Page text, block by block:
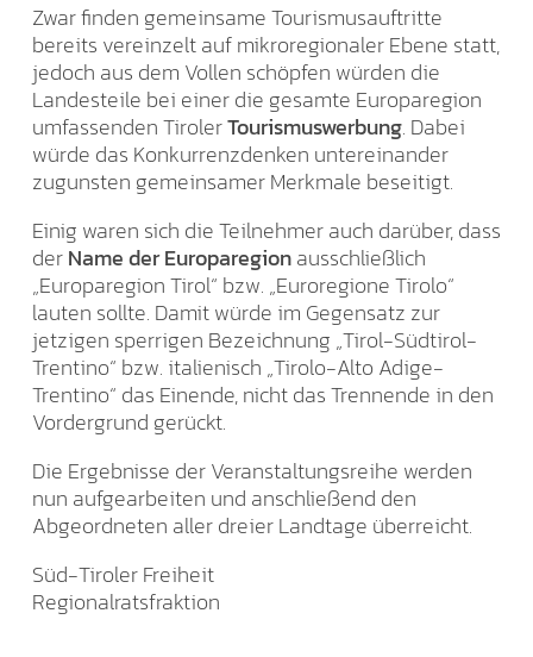
Zwar finden gemeinsame Tourismusauftritte
bereits vereinzelt auf mikroregionaler Ebene statt,
jedoch aus dem Vollen schöpfen würden die
Landesteile bei einer die gesamte Europaregion
umfassenden TirolerTourismuswerbung. Dabei
würde das Konkurrenzdenken untereinander
zugunsten gemeinsamer Merkmale beseitigt.
Einig waren sich die Teilnehmer auch darüber, dass
derName der Europaregionausschließlich
„Europaregion Tirol“ bzw. „Euroregione Tirolo“
lauten sollte. Damit würde im Gegensatz zur
jetzigen sperrigen Bezeichnung „Tirol-Südtirol-
Trentino“ bzw. italienisch „Tirolo-Alto Adige-
Trentino“ das Einende, nicht das Trennende in den
Vordergrund gerückt.
Die Ergebnisse der Veranstaltungsreihe werden
nun aufgearbeiten und anschließend den
Abgeordneten aller dreier Landtage überreicht.
Süd-Tiroler Freiheit
Regionalratsfraktion